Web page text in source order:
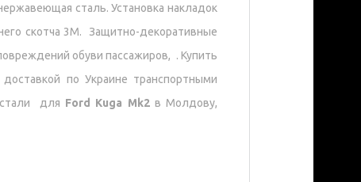
сталь. Установка накладок
скотча 3М. Защитно-декоративные
обуви пассажиров, . Купить
по Украине транспортными
для Ford Kuga Mk2в Молдову,